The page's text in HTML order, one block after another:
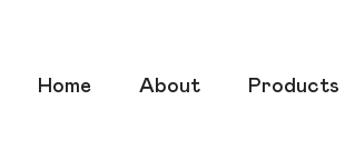
Home About Products